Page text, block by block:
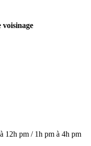
voisinage
12h pm / 1h pm à 4h pm